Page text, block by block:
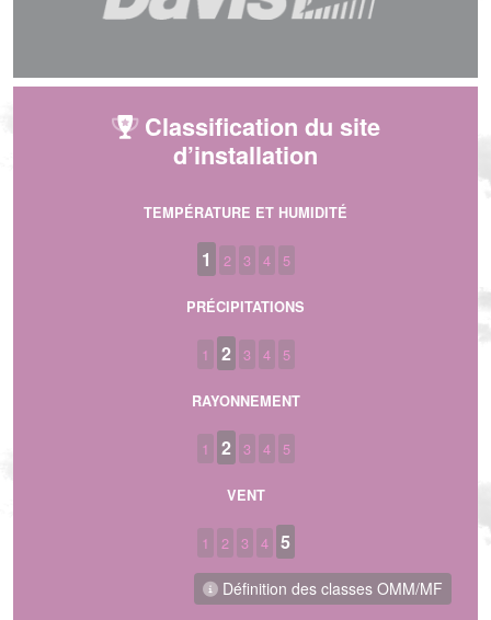
Classification du site
d’installation
TEMPÉRATURE ET HUMIDITÉ
1 2 3 4 5
PRÉCIPITATIONS
1 2 3 4 5
RAYONNEMENT
1 2 3 4 5
VENT
1 2 3 4 5
Définition des classes OMM/MF